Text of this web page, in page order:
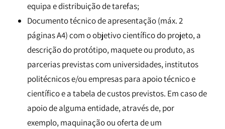
equipa e distribuição de tarefas;
Documento técnico de apresentação (máx. 2
páginas A4) com o objetivo científico do projeto, a
descrição do protótipo, maquete ou produto, as
parcerias previstas com universidades, institutos
politécnicos e/ou empresas para apoio técnico e
científico e a tabela de custos previstos. Em caso de
apoio de alguma entidade, através de, por
exemplo, maquinação ou oferta de um